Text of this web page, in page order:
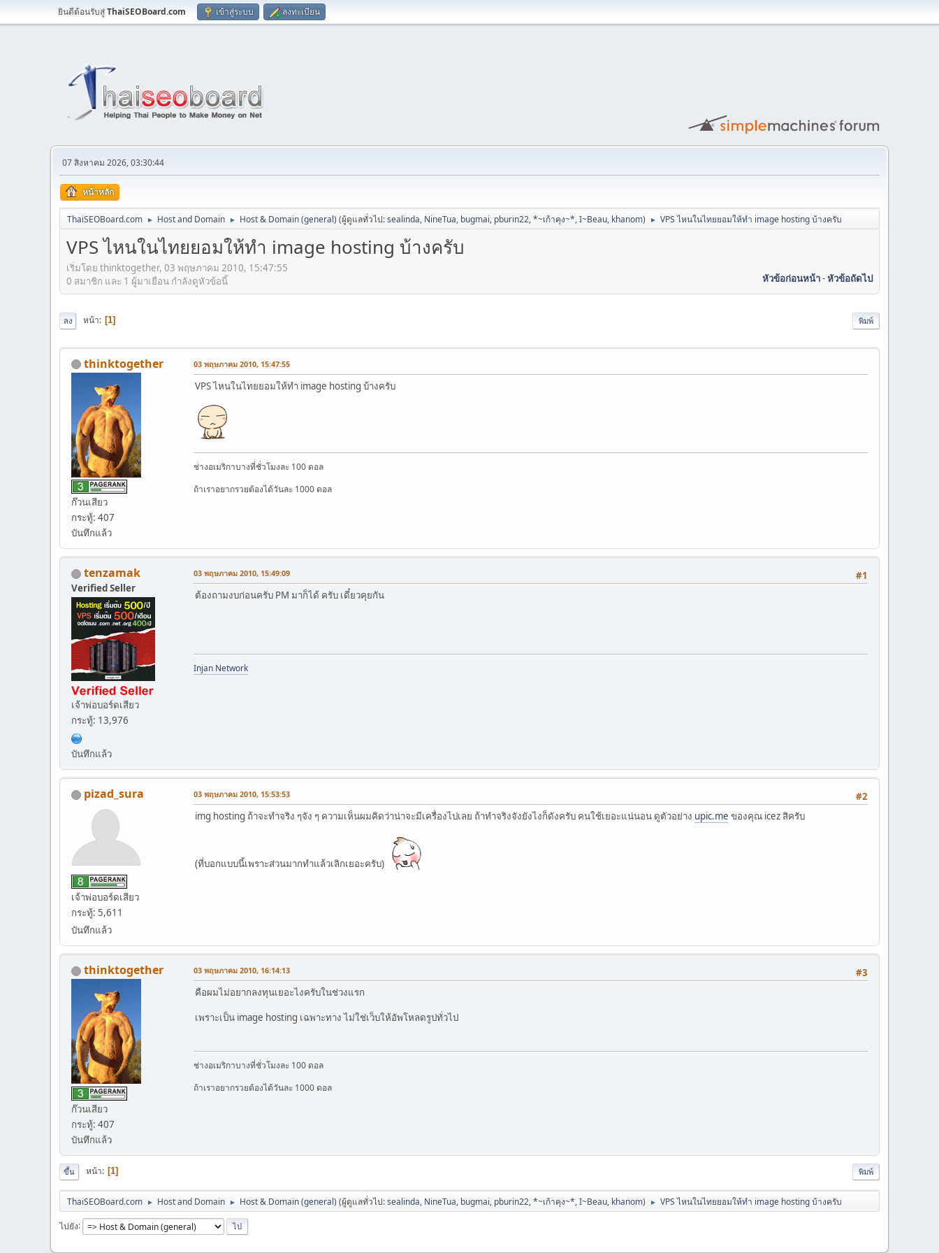
ยินดีต้อนรับสู่ThaiSEOBoard.com เข้าสู่ระบบ ลงทะเบียน
07 สิงหาคม 2026, 03:30:44
หน้าหลัก
ThaiSEOBoard.com ► Host and Domain ► Host & Domain (general) (ผู้ดูแลทั่วไป:sealinda, NineTua, bugmai, pburin22,*~เก้าคุง~*,I~Beau, khanom) ► VPS ไหนในไทยยอมให้ทำ image hosting บ้างครับ
VPS ไหนในไทยยอมให้ทำ image hosting บ้างครับ
เริ่มโดย thinktogether, 03 พฤษภาคม 2010, 15:47:55
หัวข้อก่อนหน้า-หัวข้อถัดไป
0 สมาชิก และ 1 ผู้มาเยือน กำลังดูหัวข้อนี้
พิมพ์
ลง หน้า 1
thinktogether
ก๊วนเสียว
กระทู้: 407
บันทึกแล้ว
03 พฤษภาคม 2010, 15:47:55
VPS ไหนในไทยยอมให้ทำ image hosting บ้างครับ
ช่างอเมริกาบางที่ชั่วโมงละ 100 ดอล
ถ้าเราอยากรวยต้องได้วันละ 1000 ดอล
tenzamak
Verified Seller
เจ้าพ่อบอร์ดเสียว
กระทู้: 13,976
บันทึกแล้ว
#1
03 พฤษภาคม 2010, 15:49:09
ต้องถามงบก่อนครับ PM มาก็ได้ ครับ เดี๋ยวคุยกัน
Injan Network
pizad_sura
เจ้าพ่อบอร์ดเสียว
กระทู้: 5,611
บันทึกแล้ว
#2
03 พฤษภาคม 2010, 15:53:53
img hosting ถ้าจะทำจริง ๆจัง ๆ ความเห็นผมคิดว่าน่าจะมีเครื่องไปเลย ถ้าทำจริงจังยังไงก็ดังครับ คนใช้เยอะแน่นอน ดูตัวอย่าง upic.me ของคุณ icez สิครับ
(ที่บอกแบบนี้เพราะส่วนมากทำแล้วเลิกเยอะครับ)
thinktogether
ก๊วนเสียว
กระทู้: 407
บันทึกแล้ว
#3
03 พฤษภาคม 2010, 16:14:13
คือผมไม่อยากลงทุนเยอะไงครับในช่วงแรก
เพราะเป็น image hosting เฉพาะทาง ไม่ใช่เว็บให้อัพโหลดรูปทั่วไป
ช่างอเมริกาบางที่ชั่วโมงละ 100 ดอล
ถ้าเราอยากรวยต้องได้วันละ 1000 ดอล
พิมพ์
ขึ้น หน้า 1
ThaiSEOBoard.com ► Host and Domain ► Host & Domain (general) (ผู้ดูแลทั่วไป:sealinda, NineTua, bugmai, pburin22,*~เก้าคุง~*,I~Beau, khanom) ► VPS ไหนในไทยยอมให้ทำ image hosting บ้างครับ
ไปยัง